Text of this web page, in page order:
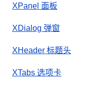
XPanel 面板
XDialog 弹窗
XHeader 标题头
XTabs 选项卡